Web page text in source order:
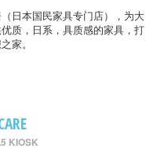
日本国民家具专门店），为大
质，日系，具质感的家具，打
家。
KIOSK